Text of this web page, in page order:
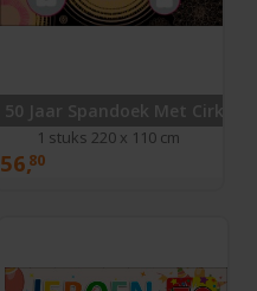
50 Jaar Spandoek Met Cirkels
1 stuks 220 x 110 cm
56,80